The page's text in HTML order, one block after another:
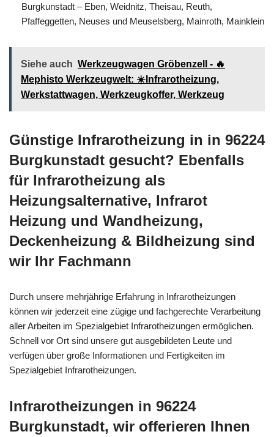
Burgkunstadt – Eben, Weidnitz, Theisau, Reuth,
Pfaffeggetten, Neuses und Meuselsberg, Mainroth, Mainklein
Siehe auch Werkzeugwagen Gröbenzell - 🔥
Mephisto Werkzeugwelt: ☀️Infrarotheizung,
Werkstattwagen, Werkzeugkoffer, Werkzeug
Günstige Infrarotheizung in in 96224
Burgkunstadt gesucht? Ebenfalls
für Infrarotheizung als
Heizungsalternative, Infrarot
Heizung und Wandheizung,
Deckenheizung & Bildheizung sind
wir Ihr Fachmann
Durch unsere mehrjährige Erfahrung in Infrarotheizungen
können wir jederzeit eine zügige und fachgerechte Verarbeitung
aller Arbeiten im Spezialgebiet Infrarotheizungen ermöglichen.
Schnell vor Ort sind unsere gut ausgebildeten Leute und
verfügen über große Informationen und Fertigkeiten im
Spezialgebiet Infrarotheizungen.
Infrarotheizungen in 96224
Burgkunstadt, wir offerieren Ihnen